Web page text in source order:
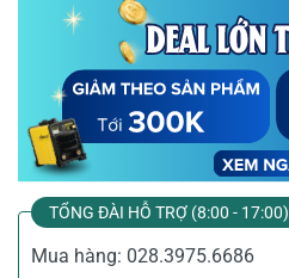
TỔNG ĐÀI HỖ TRỢ (8:00 - 17:00)
Mua hàng: 028.3975.6686